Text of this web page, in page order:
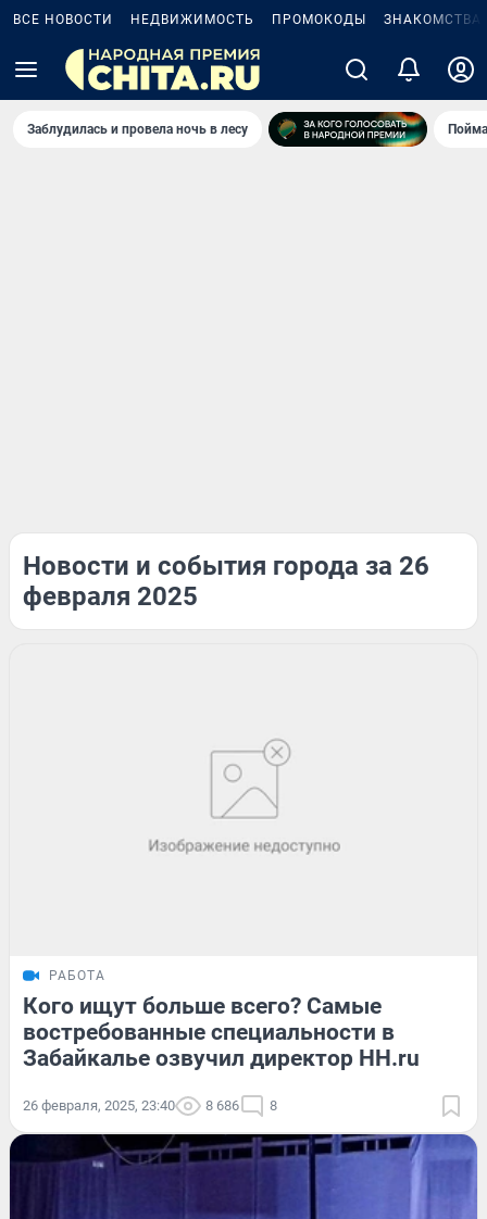
ВСЕ НОВОСТИ НЕДВИЖИМОСТЬ ПРОМОКОДЫ ЗНАКОМСТВА
Заблудилась и провела ночь в лесу
Новости и события города за 26
февраля 2025
РАБОТА
Кого ищут больше всего? Самые
востребованные специальности в
Забайкалье озвучил директор HH.ru
26 февраля, 2025, 23:40 8 686 8